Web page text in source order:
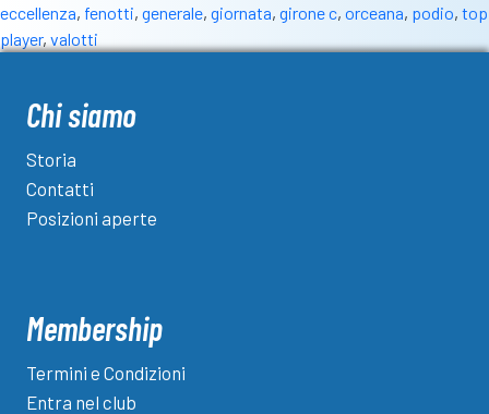
eccellenza, fenotti, generale, giornata, girone c, orceana, podio, top
player, valotti
Chi siamo
Storia
Contatti
Posizioni aperte
Membership
Termini e Condizioni
Entra nel club